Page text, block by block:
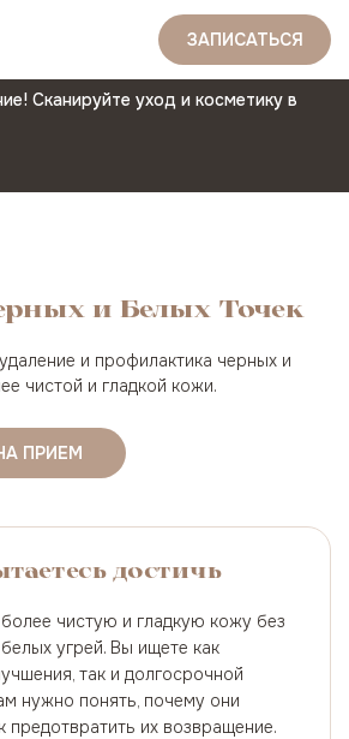
ЗАПИСАТЬСЯ
Сканируйте уход и косметику в
и Белых Точек
и профилактика черных и
чистой и гладкой кожи.
ПРИЕМ
достичь
чистую и гладкую кожу без
угрей. Вы ищете как
так и долгосрочной
нужно понять, почему они
предотвратить их возвращение.